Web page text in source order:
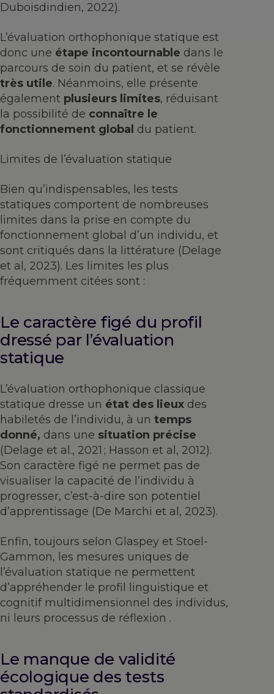
Duboisdindien, 2022).
L’évaluation orthophonique statique est
donc une étape incontournable dans le
parcours de soin du patient, et se révèle
très utile. Néanmoins, elle présente
également plusieurs limites, réduisant
la possibilité de connaître le
fonctionnement global du patient.
Limites de l’évaluation statique
Bien qu’indispensables, les tests
statiques comportent de nombreuses
limites dans la prise en compte du
fonctionnement global d’un individu, et
sont critiqués dans la littérature (Delage
et al, 2023). Les limites les plus
fréquemment citées sont :
Le caractère figé du profil
dressé par l’évaluation
statique
L’évaluation orthophonique classique
statique dresse un état des lieux des
habiletés de l’individu, à un temps
donné, dans une situation précise
(Delage et al., 2021 ; Hasson et al, 2012).
Son caractère figé ne permet pas de
visualiser la capacité de l’individu à
progresser, c’est-à-dire son potentiel
d’apprentissage (De Marchi et al, 2023).
Enfin, toujours selon Glaspey et Stoel-
Gammon, les mesures uniques de
l’évaluation statique ne permettent
d’appréhender le profil linguistique et
cognitif multidimensionnel des individus,
ni leurs processus de réflexion .
Le manque de validité
écologique des tests